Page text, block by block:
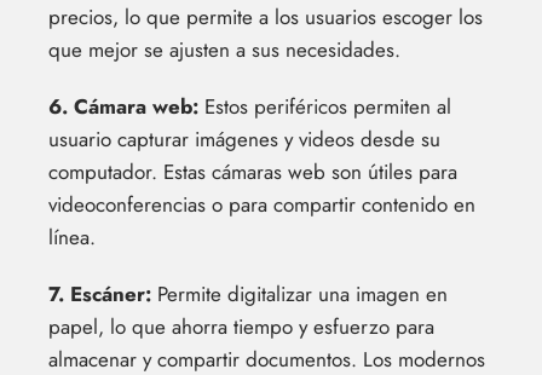
precios, lo que permite a los usuarios escoger los
que mejor se ajusten a sus necesidades.
6. Cámara web: Estos periféricos permiten al
usuario capturar imágenes y videos desde su
computador. Estas cámaras web son útiles para
videoconferencias o para compartir contenido en
línea.
7. Escáner: Permite digitalizar una imagen en
papel, lo que ahorra tiempo y esfuerzo para
almacenar y compartir documentos. Los modernos